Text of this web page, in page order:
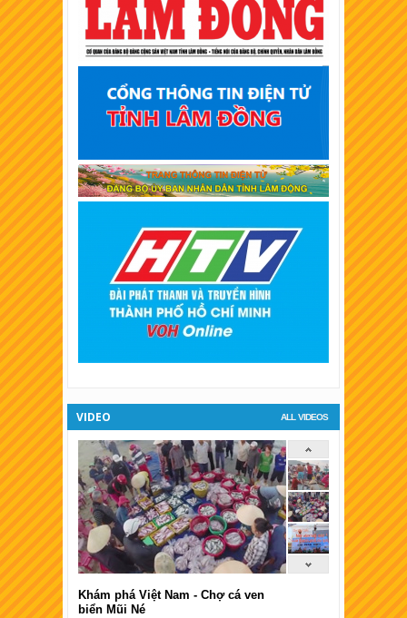
XSKT An Giang
XSKT Bình Thuận
XSKT Vĩnh Long
XSKT Bình Dương
XSKT Long An
XSKT Bình Phước
XSKT Tiền Giang
XSKT Đà Lạt
ALL VIDEOS
VIDEO
Khám phá Việt Nam - Chợ cá ven
biển Mũi Né